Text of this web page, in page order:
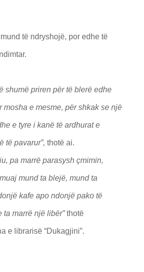
të ndryshojë, por edhe të
shumë priren për të blerë edhe
mosha e mesme, për shkak se një
e tyre i kanë të ardhurat e
ë të pavarur”, thotë ai.
pa marrë parasysh çmimin,
muaj mund ta blejë, mund ta
ë kafe apo ndonjë pako të
ta marrë një libër”thotë
e librarisë “Dukagjini”.